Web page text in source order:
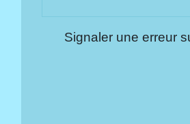
Signaler une erreur